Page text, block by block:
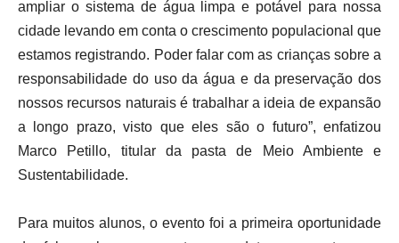
ampliar o sistema de água limpa e potável para nossa
cidade levando em conta o crescimento populacional que
estamos registrando. Poder falar com as crianças sobre a
responsabilidade do uso da água e da preservação dos
nossos recursos naturais é trabalhar a ideia de expansão
a longo prazo, visto que eles são o futuro”, enfatizou
Marco Petillo, titular da pasta de Meio Ambiente e
Sustentabilidade.
Para muitos alunos, o evento foi a primeira oportunidade